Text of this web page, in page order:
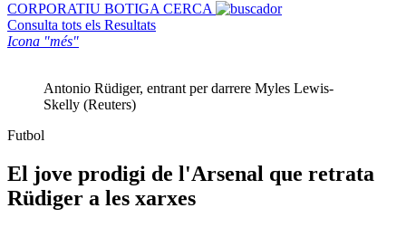
CORPORATIU BOTIGA CERCA
Consulta tots els Resultats
Icona "més"
Antonio Rüdiger, entrant per darrere Myles Lewis-
Skelly (Reuters)
Futbol
El jove prodigi de l'Arsenal que retrata
Rüdiger a les xarxes